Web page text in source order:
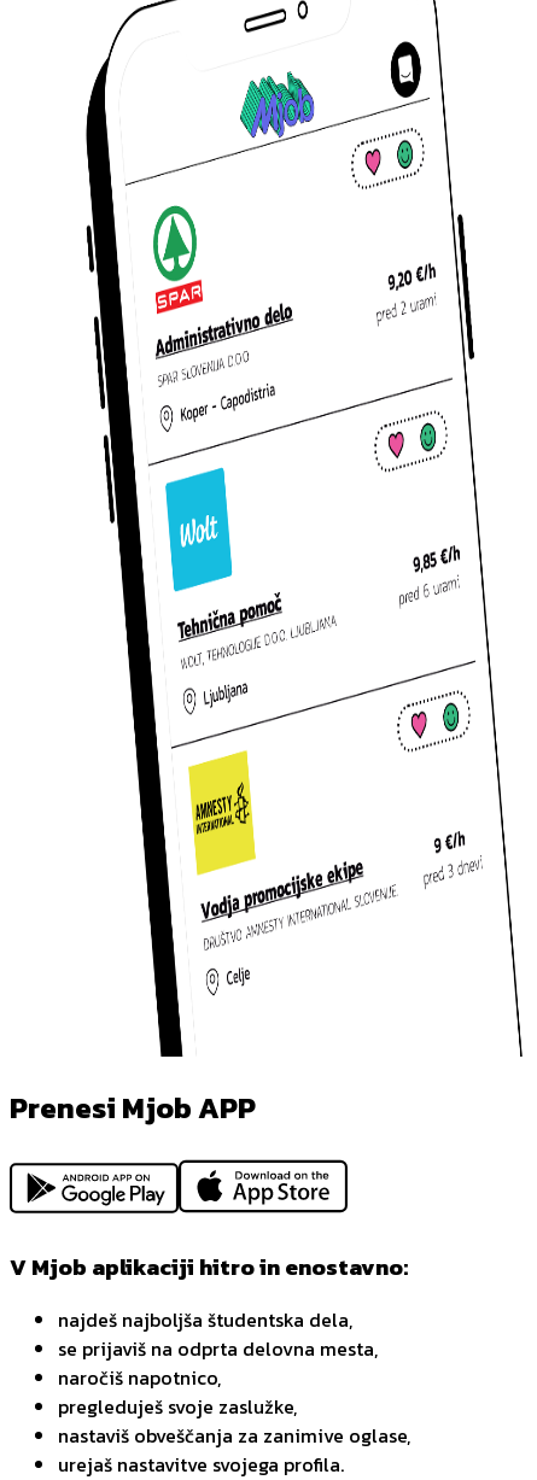
Prenesi Mjob APP
V Mjob aplikaciji hitro in enostavno:
najdeš najboljša študentska dela,
se prijaviš na odprta delovna mesta,
naročiš napotnico,
pregleduješ svoje zaslužke,
nastaviš obveščanja za zanimive oglase,
urejaš nastavitve svojega profila.